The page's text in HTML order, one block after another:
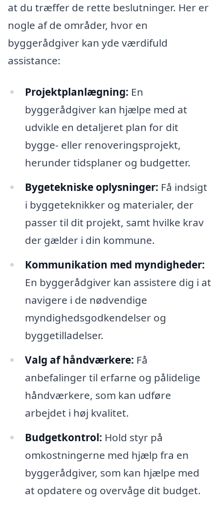
at du træffer de rette beslutninger. Her er
nogle af de områder, hvor en
byggerådgiver kan yde værdifuld
assistance:
Projektplanlægning: En
byggerådgiver kan hjælpe med at
udvikle en detaljeret plan for dit
bygge- eller renoveringsprojekt,
herunder tidsplaner og budgetter.
Bygetekniske oplysninger: Få indsigt
i byggeteknikker og materialer, der
passer til dit projekt, samt hvilke krav
der gælder i din kommune.
Kommunikation med myndigheder:
En byggerådgiver kan assistere dig i at
navigere i de nødvendige
myndighedsgodkendelser og
byggetilladelser.
Valg af håndværkere: Få
anbefalinger til erfarne og pålidelige
håndværkere, som kan udføre
arbejdet i høj kvalitet.
Budgetkontrol: Hold styr på
omkostningerne med hjælp fra en
byggerådgiver, som kan hjælpe med
at opdatere og overvåge dit budget.